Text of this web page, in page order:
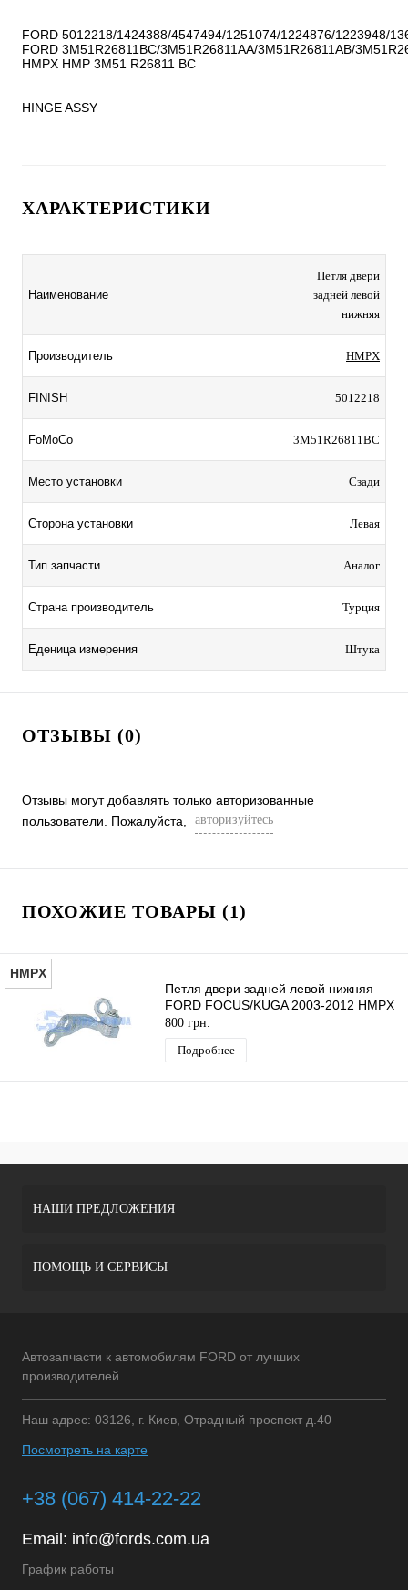
FORD 5012218/1424388/4547494/1251074/1224876/1223948/
FORD 3M51R26811BC/3M51R26811AA/3M51R26811AB/
HMPX HMP 3M51 R26811 BC
HINGE ASSY
ХАРАКТЕРИСТИКИ
Наименование
Петля двери
задней левой
нижняя
Производитель HMPX
FINISH 5012218
FoMoCo 3M51R26811BC
Место установки Сзади
Сторона установки Левая
Тип запчасти Аналог
Страна производитель Турция
Еденица измерения Штука
ОТЗЫВЫ (0)
Отзывы могут добавлять только авторизованные
пользователи. Пожалуйста,
авторизуйтесь
ПОХОЖИЕ ТОВАРЫ (1)
HMPX
Петля двери задней левой нижняя
FORD FOCUS/KUGA 2003-2012 HMPX
800 грн.
Подробнее
НАШИ ПРЕДЛОЖЕНИЯ
ПОМОЩЬ И СЕРВИСЫ
Автозапчасти к автомобилям FORD от лучших
производителей
Наш адрес: 03126, г. Киев, Отрадный проспект д.40
Посмотреть на карте
+38 (067) 414-22-22
Email: info@fords.com.ua
График работы